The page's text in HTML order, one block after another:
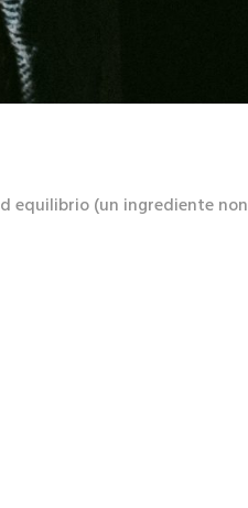
equilibrio (un ingrediente non